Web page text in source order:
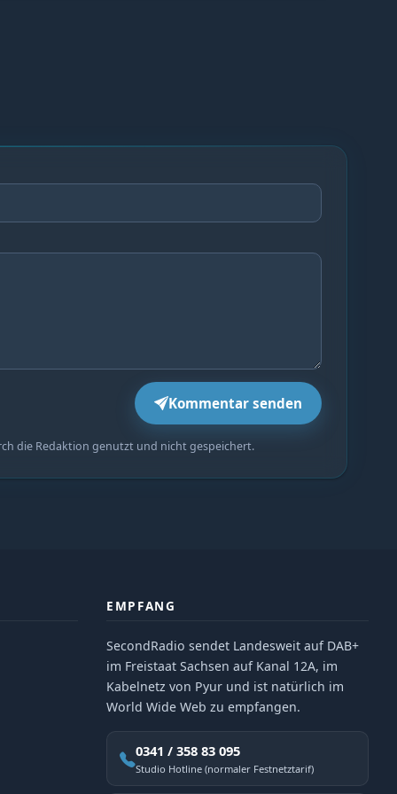
Kommentar senden
die Redaktion genutzt und nicht gespeichert.
EMPFANG
SecondRadio sendet Landesweit auf DAB+
im Freistaat Sachsen auf Kanal 12A, im
Kabelnetz von Pyur und ist natürlich im
World Wide Web zu empfangen.
0341 / 358 83 095
Studio Hotline (normaler Festnetztarif)